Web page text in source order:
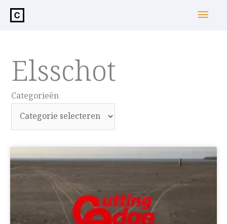
inhoud
Elsschot
Categorieën
Categorieën